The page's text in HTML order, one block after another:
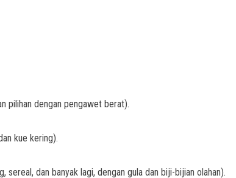
pilihan dengan pengawet berat).
kue kering).
dan banyak lagi, dengan gula dan biji-bijian olahan).